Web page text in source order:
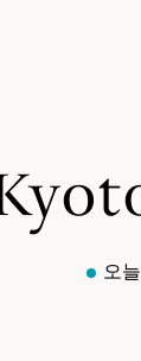
오